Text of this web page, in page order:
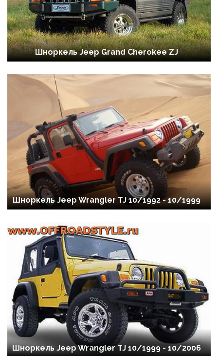
Шноркель Jeep Grand Cherokee ZJ
Шноркель Jeep Wrangler TJ 10/1992 - 10/1999
Шноркель Jeep Wrangler TJ 10/1999 - 10/2006